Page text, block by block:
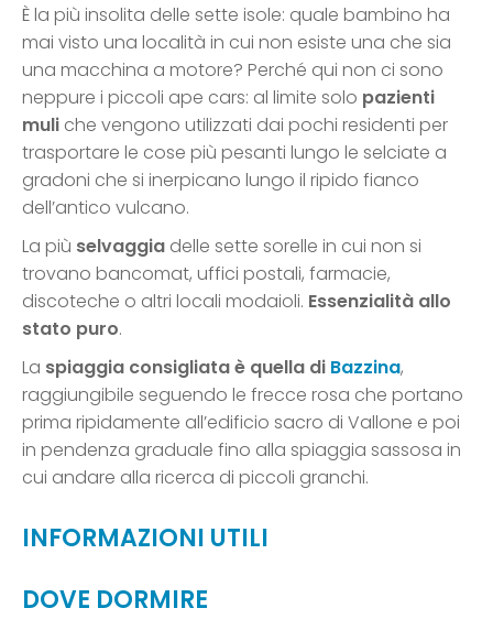
È la più insolita delle sette isole: quale bambino ha
mai visto una località in cui non esiste una che sia
una macchina a motore? Perché qui non ci sono
neppure i piccoli ape cars: al limite solo pazienti
muli che vengono utilizzati dai pochi residenti per
trasportare le cose più pesanti lungo le selciate a
gradoni che si inerpicano lungo il ripido fianco
dell’antico vulcano.
La più selvaggia delle sette sorelle in cui non si
trovano bancomat, uffici postali, farmacie,
discoteche o altri locali modaioli. Essenzialità allo
stato puro.
La spiaggia consigliata è quella di Bazzina,
raggiungibile seguendo le frecce rosa che portano
prima ripidamente all’edificio sacro di Vallone e poi
in pendenza graduale fino alla spiaggia sassosa in
cui andare alla ricerca di piccoli granchi.
INFORMAZIONI UTILI
DOVE DORMIRE